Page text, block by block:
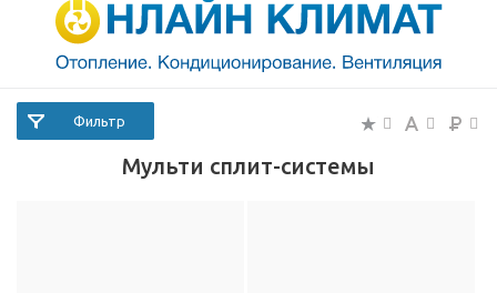
Мульти сплит-системы
Фильтр